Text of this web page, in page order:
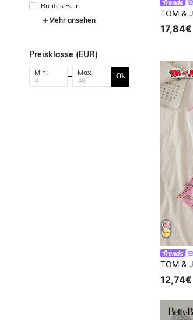
Breites Bein
Mehr ansehen
Preisklasse (EUR)
Min: Max: Ok
17,84€
12,74€